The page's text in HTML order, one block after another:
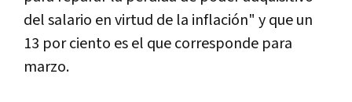
del salario en virtud de la inflación" y que un
13 por ciento es el que corresponde para
marzo.